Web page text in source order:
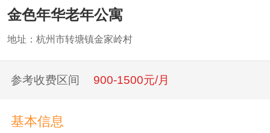
金色年华老年公寓
地址：杭州市转塘镇金家岭村
参考收费区间 900-1500元/月
基本信息